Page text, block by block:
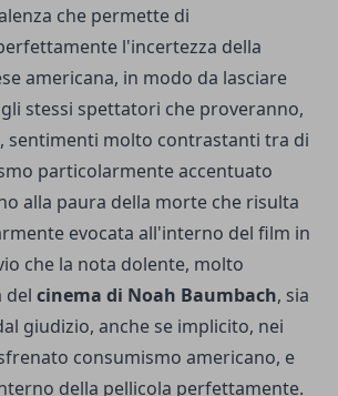
che permette di
l'incertezza della
americana, in modo da lasciare
stessi spettatori che proveranno,
sentimenti molto contrastanti tra di
particolarmente accentuato
alla paura della morte che risulta
evocata all'interno del film in
che la nota dolente, molto
del cinema di Noah Baumbach, sia
giudizio, anche se implicito, nei
consumismo americano, e
della pellicola perfettamente.